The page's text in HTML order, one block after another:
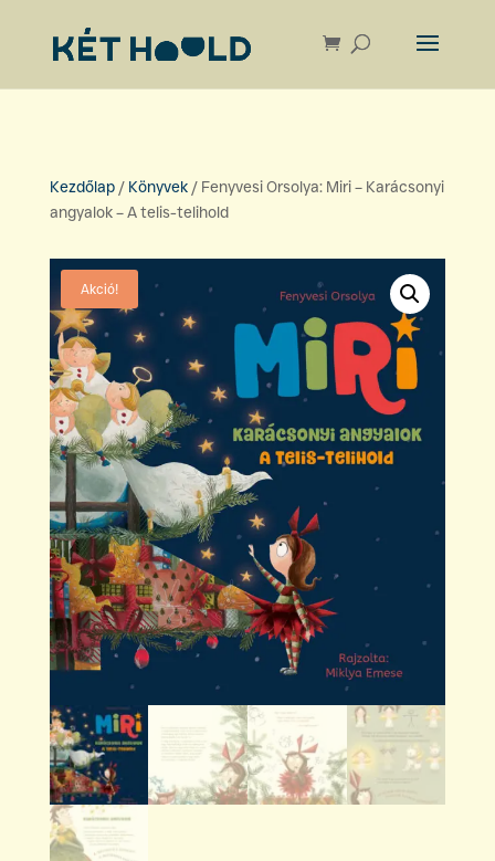
Kezdőlap/ Könyvek/ Fenyvesi Orsolya: Miri – Karácsonyi
angyalok – A telis-telihold
Akció!